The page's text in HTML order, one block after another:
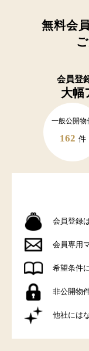
無料会
会員登
大幅
一般公開物
162 件
会員登録
会員専用
希望条件
非公開物
他社には